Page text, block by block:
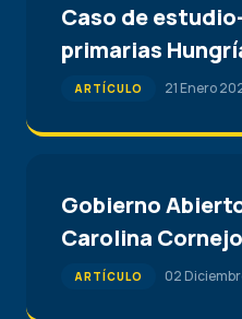
Caso de
primarias
ARTÍCULO 21 Enero
Gobierno
Carolina Cornejo
ARTÍCULO 02